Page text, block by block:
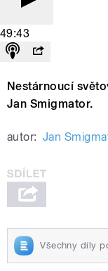
49:43
Nestárnoucí
Jan Smigmator.
autor: Jan
Všechny díly